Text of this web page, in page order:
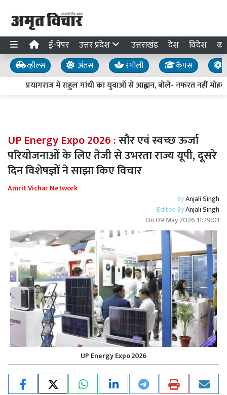
ई-पेपर उत्तर प्रदेश उत्तराखंड देश विदेश
व्हील्स अंतस रंगोली कैंपस
प्रयागराज में राहुल गांधी का युवाओं से आह्वान, बोले- नफरत नहीं
UP Energy Expo 2026 :सौर एवं स्वच्छ ऊर्जा
परियोजनाओं के लिए तेजी से उभरता राज्य यूपी, दूसरे
दिन विशेषज्ञों ने साझा किए विचार
Amrit Vichar Network
ByAnjali Singh
Edited ByAnjali Singh
On09 May 2026 11:29:01
UP Energy Expo 2026